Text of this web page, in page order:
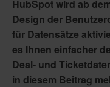
HubSpot wird ab
Design der
für Datensätze
es Ihnen einfacher
Deal- und
in diesem Beitrag